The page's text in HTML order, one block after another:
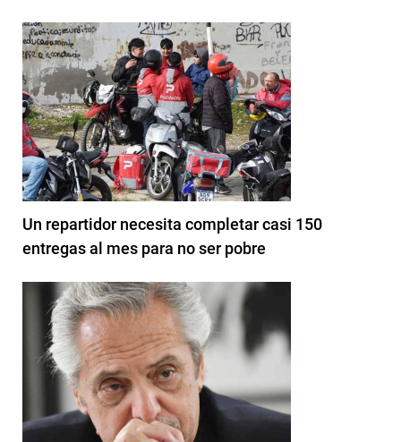
Un repartidor necesita completar casi 150
entregas al mes para no ser pobre